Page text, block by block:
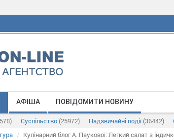
АФІША ПОВІДОМИТИ НОВИНУ
Суспільство (25972) Надзвичайні події (36442)
Кулінарний блог А. Паукової: Легкий салат з